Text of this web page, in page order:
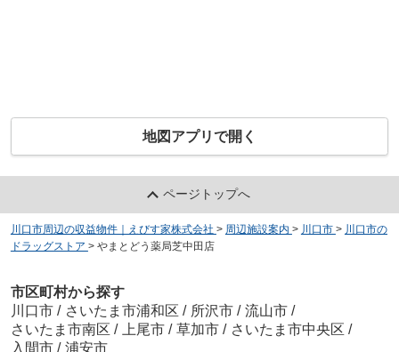
地図アプリで開く
ページトップへ
川口市周辺の収益物件｜えびす家株式会社 > 周辺施設案内 > 川口市 > 川口市の
ドラッグストア > やまとどう薬局芝中田店
市区町村から探す
川口市 / さいたま市浦和区 / 所沢市 / 流山市 /
さいたま市南区 / 上尾市 / 草加市 / さいたま市中央区 /
入間市 / 浦安市